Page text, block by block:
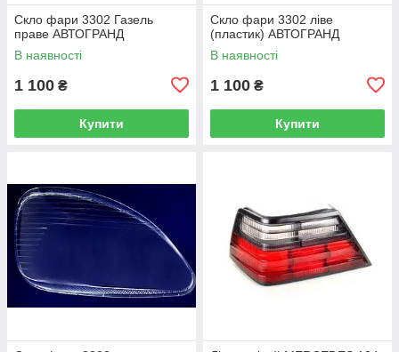
Скло фари 3302 Газель
праве АВТОГРАНД
В наявності
1 100 ₴
Купити
Скло фари 3302 ліве
(пластик) АВТОГРАНД
В наявності
1 100 ₴
Купити